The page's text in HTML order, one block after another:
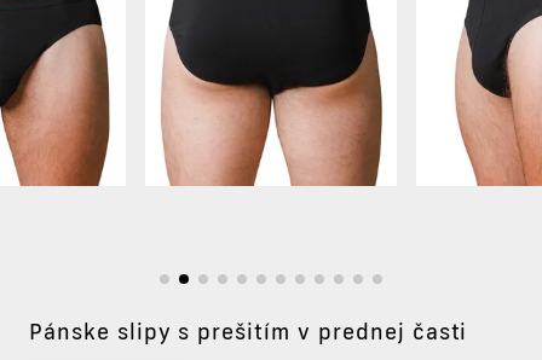
Pánske slipy s prešitím v prednej časti